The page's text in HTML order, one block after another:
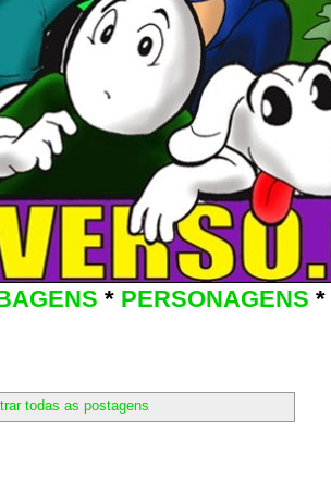
* PERSONAGENS *
todas as postagens